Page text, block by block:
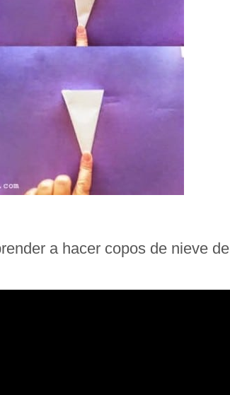
a hacer copos de nieve de